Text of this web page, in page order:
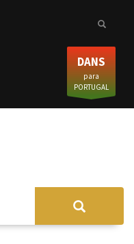
DANS
para
PORTUGAL